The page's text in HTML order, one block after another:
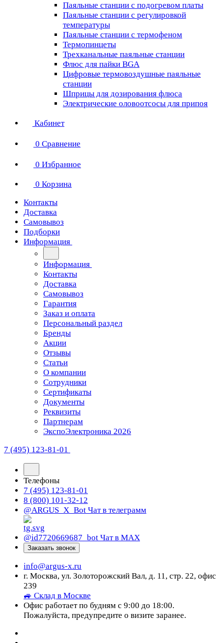
Паяльные станции с подогревом платы
Паяльные станции с регулировкой
температуры
Паяльные станции с термофеном
Термопинцеты
Трехканальные паяльные станции
Флюс для пайки BGA
Цифровые термовоздушные паяльные
станции
Шприцы для дозирования флюса
Электрические оловоотсосы для припоя
Кабинет
0 Сравнение
0 Избранное
0 Корзина
Контакты
Доставка
Самовывоз
Подборки
Информация
Информация
Контакты
Доставка
Самовывоз
Гарантия
Заказ и оплата
Персональный раздел
Бренды
Акции
Отзывы
Статьи
О компании
Сотрудники
Сертификаты
Документы
Реквизиты
Партнерам
ЭкспоЭлектроника 2026
7 (495) 123-81-01
Телефоны
7 (495) 123-81-01
8 (800) 101-32-12
@ARGUS_X_Bot Чат в телеграмм
@id7720669687_bot Чат в МАХ
Заказать звонок
info@argus-x.ru
г. Москва, ул. Золоторожский Вал, д. 11, стр. 22, офис
239
🚙 Склад в Москве
Офис работает по будням с 9:00 до 18:00.
Пожалуйста, предупредите о визите заранее.